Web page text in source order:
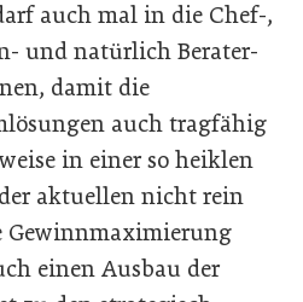
auch mal in die Chef-,
und natürlich Berater-
damit die
auch tragfähig
in einer so heiklen
aktuellen nicht rein
Gewinnmaximierung
einen Ausbau der